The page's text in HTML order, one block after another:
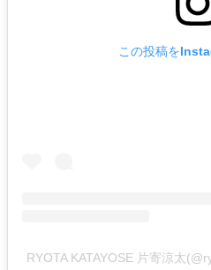
この投稿を
RYOTA KATAYOSE 片寄涼太